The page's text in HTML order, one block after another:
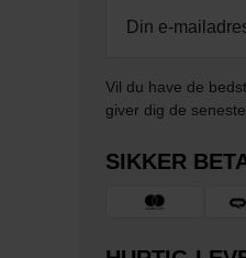
Vil du have de
giver dig de
SIKKER